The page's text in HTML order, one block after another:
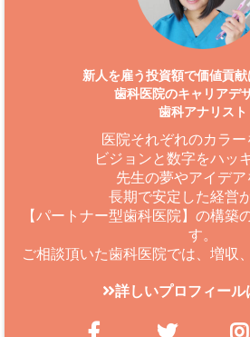
新人を雇う投資額で価値貢
歯科医院のキャリアデ
歯科アナリスト
医院それぞれのカラー
ビジョンと数字をハッ
先生の夢やアイデア
長期で安定した経営
【パートナー型歯科医院】の構築
す。
ご相談頂いた歯科医院では、増収
詳しいプロフィール